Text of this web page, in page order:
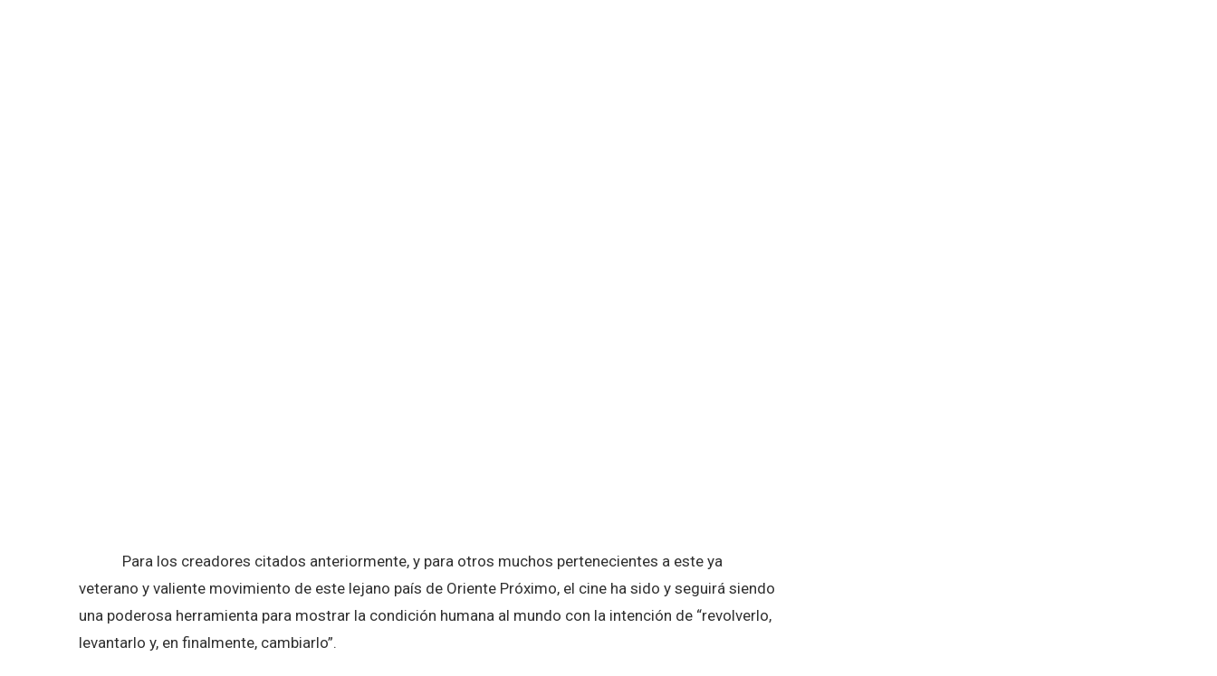
Para los creadores citados anteriormente, y para otros muchos pertenecientes a este ya
veterano y valiente movimiento de este lejano país de Oriente Próximo, el cine ha sido y seguirá siendo
una poderosa herramienta para mostrar la condición humana al mundo con la intención de “revolverlo,
levantarlo y, en finalmente, cambiarlo”.